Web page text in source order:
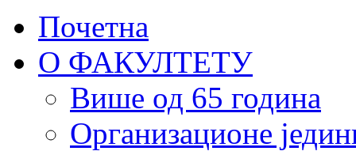
Почетна
О ФАКУЛТЕТУ
Више од 65 година
Организационе